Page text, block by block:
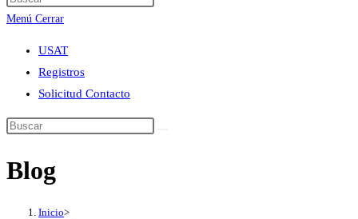
de
la
web
Menú Cerrar
USAT
Registros
Solicitud Contacto
Blog
Inicio>